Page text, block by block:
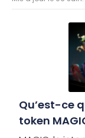
Qu’est-ce
token